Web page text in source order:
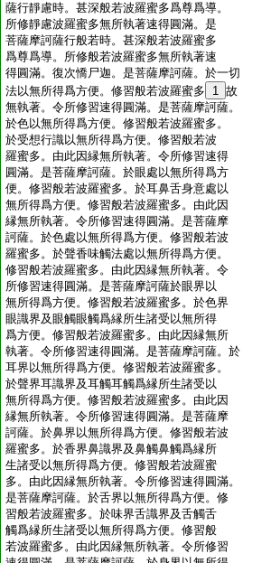
薩行靜慮時。甚深般若波羅蜜多爲尊爲導。
所修靜慮波羅蜜多無所執著速得圓滿。是
菩薩摩訶薩行般若時。甚深般若波羅蜜多
爲尊爲導。所修般若波羅蜜多無所執著速
得圓滿。復次憍尸迦。是菩薩摩訶薩。於一切
法以無所得爲方便。修習般若波羅蜜多
1 故
無執著。令所修習速得圓滿。是菩薩摩訶薩。
於色以無所得爲方便。修習般若波羅蜜多。
於受想行識以無所得爲方便。修習般若波
羅蜜多。由此因縁無所執著。令所修習速得
圓滿。是菩薩摩訶薩。於眼處以無所得爲方
便。修習般若波羅蜜多。於耳鼻舌身意處以
無所得爲方便。修習般若波羅蜜多。由此因
縁無所執著。令所修習速得圓滿。是菩薩摩
訶薩。於色處以無所得爲方便。修習般若波
羅蜜多。於聲香味觸法處以無所得爲方便。
修習般若波羅蜜多。由此因縁無所執著。令
所修習速得圓滿。是菩薩摩訶薩於眼界以
無所得爲方便。修習般若波羅蜜多。於色界
眼識界及眼觸眼觸爲縁所生諸受以無所得
爲方便。修習般若波羅蜜多。由此因縁無所
執著。令所修習速得圓滿。是菩薩摩訶薩。於
耳界以無所得爲方便。修習般若波羅蜜多。
於聲界耳識界及耳觸耳觸爲縁所生諸受以
無所得爲方便。修習般若波羅蜜多。由此因
縁無所執著。令所修習速得圓滿。是菩薩摩
訶薩。於鼻界以無所得爲方便。修習般若波
羅蜜多。於香界鼻識界及鼻觸鼻觸爲縁所
生諸受以無所得爲方便。修習般若波羅蜜
多。由此因縁無所執著。令所修習速得圓滿。
是菩薩摩訶薩。於舌界以無所得爲方便。修
習般若波羅蜜多。於味界舌識界及舌觸舌
觸爲縁所生諸受以無所得爲方便。修習般
若波羅蜜多。由此因縁無所執著。令所修習